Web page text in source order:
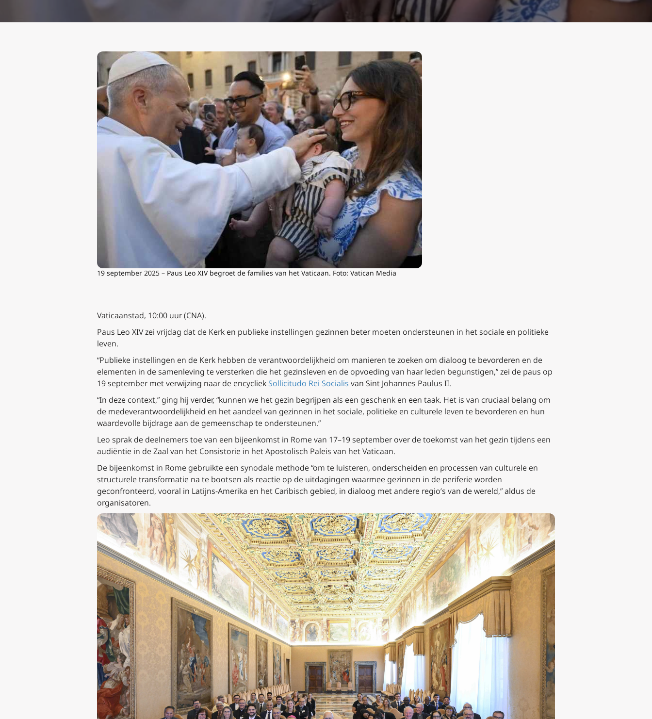
19 september 2025 – Paus Leo XIV begroet de families van het Vaticaan. Foto: Vatican Media
Vaticaanstad, 10:00 uur (CNA).
Paus Leo XIV zei vrijdag dat de Kerk en publieke instellingen gezinnen beter moeten ondersteunen in het sociale en politieke
leven.
“Publieke instellingen en de Kerk hebben de verantwoordelijkheid om manieren te zoeken om dialoog te bevorderen en de
elementen in de samenleving te versterken die het gezinsleven en de opvoeding van haar leden begunstigen,” zei de paus op
19 september met verwijzing naar de encycliek Sollicitudo Rei Socialis van Sint Johannes Paulus II.
“In deze context,” ging hij verder, “kunnen we het gezin begrijpen als een geschenk en een taak. Het is van cruciaal belang om
de medeverantwoordelijkheid en het aandeel van gezinnen in het sociale, politieke en culturele leven te bevorderen en hun
waardevolle bijdrage aan de gemeenschap te ondersteunen.”
Leo sprak de deelnemers toe van een bijeenkomst in Rome van 17–19 september over de toekomst van het gezin tijdens een
audiëntie in de Zaal van het Consistorie in het Apostolisch Paleis van het Vaticaan.
De bijeenkomst in Rome gebruikte een synodale methode “om te luisteren, onderscheiden en processen van culturele en
structurele transformatie na te bootsen als reactie op de uitdagingen waarmee gezinnen in de periferie worden
geconfronteerd, vooral in Latijns-Amerika en het Caribisch gebied, in dialoog met andere regio’s van de wereld,” aldus de
organisatoren.